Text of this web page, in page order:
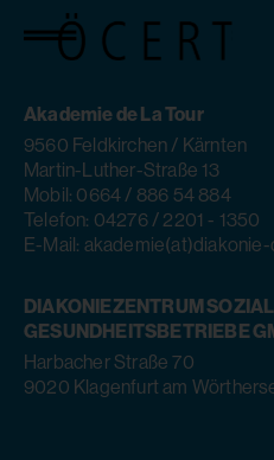
Akademie de La Tour
9560 Feldkirchen / Kärnten
Martin-Luther-Straße 13
Mobil: 0664 / 886 54 884
Telefon: 04276 / 2201 - 1350
E-Mail:
DIAKONIEZENTRUM
GESUNDHEITSBETRIEBE
Harbacher Straße 70
9020 Klagenfurt am